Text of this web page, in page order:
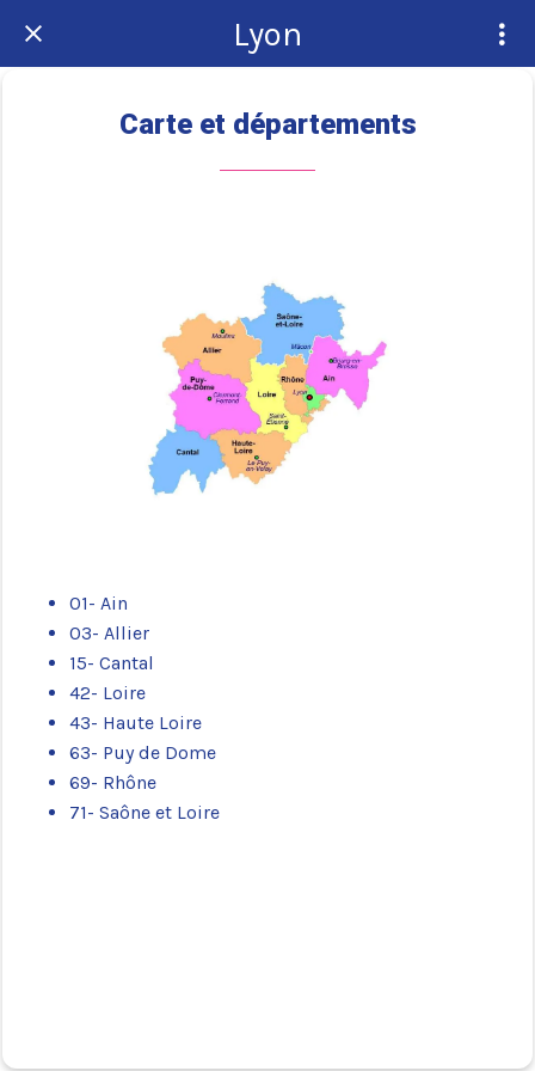
Lyon
Carte et départements
01- Ain
03- Allier
15- Cantal
42- Loire
43- Haute Loire
63- Puy de Dome
69- Rhône
71- Saône et Loire